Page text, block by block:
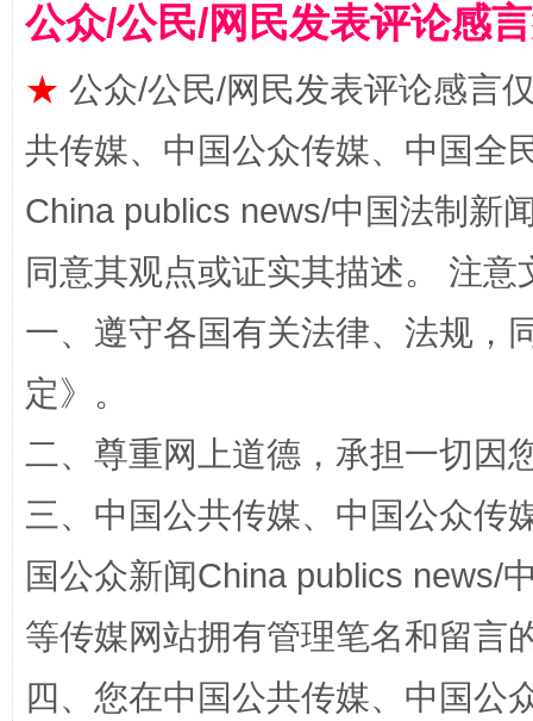
阿坝州三大球赛在茂县开幕 规模
公众/公民/网民发表评论感
★ 公众/公民/网民发表评论感言
共传媒、中国公众传媒、中国全
China publics news/中国法制新
同意其观点或证实其描述。 注
一、遵守各国有关法律、法规，
定》。
二、尊重网上道德，承担一切因
三、中国公共传媒、中国公众传
国公众新闻China publics news/
等传媒网站拥有管理笔名和留言
四、您在中国公共传媒、中国公